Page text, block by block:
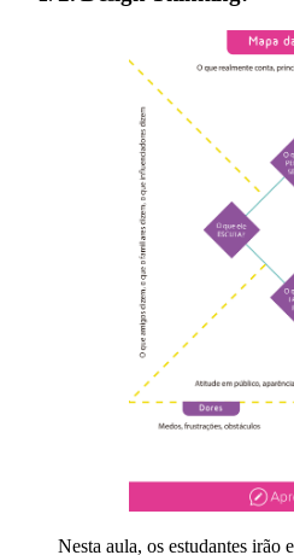
Nesta aula, os estudantes irão